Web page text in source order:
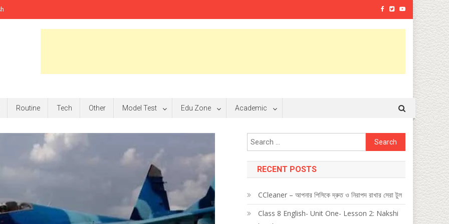
Routine Tech Other Model Test Edu Zone Academic
Search
for:
RECENT POSTS
CCleaner – আপনার পিসিকে দ্রুত ও নিরাপদ রাখার সেরা টুল
Class 8 English- Unit One- Lesson 2: Nakshi